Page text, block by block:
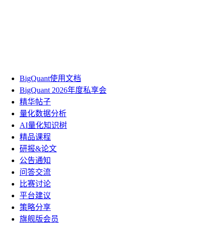
BigQuant使用文档
BigQuant 2026年度私享会
精华帖子
量化数据分析
AI量化知识树
精品课程
研报&论文
公告通知
问答交流
比赛讨论
平台建议
策略分享
旗舰版会员